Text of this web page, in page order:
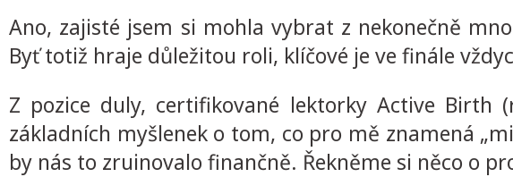
Ano, zajisté jsem si mohla vybrat z nekonečně
Byť totiž hraje důležitou roli, klíčové je ve finále
Z pozice duly, certifikované lektorky Active
základních myšlenek o tom, co pro mě znamená
by nás to zruinovalo finančně. Řekněme si něco o